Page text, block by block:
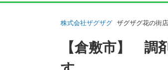
株式会社ザグザグ ザグザグ花の街
【倉敷市】 調